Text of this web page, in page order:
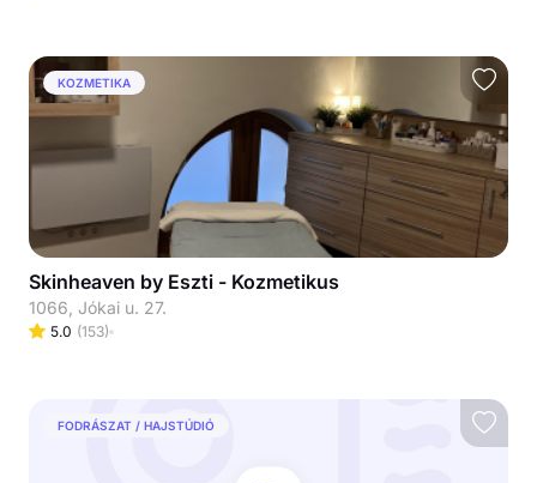
KOZMETIKA
Skinheaven by Eszti - Kozmetikus
1066, Jókai u. 27.
5.0 (153)
FODRÁSZAT / HAJSTÚDIÓ